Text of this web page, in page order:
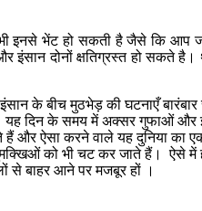
भी इनसे भेंट हो सकती है जैसे कि
इंसान दोनों क्षतिग्रस्त हो सकते
इंसान के बीच मुठभेड़ की घटनाएँ
यह दिन के समय में अक्सर गुफाओं
ऐसा करने वाले यह दुनिया का
को भी चट कर जाते हैं। ऐसे
से बाहर आने पर मजबूर हों ।